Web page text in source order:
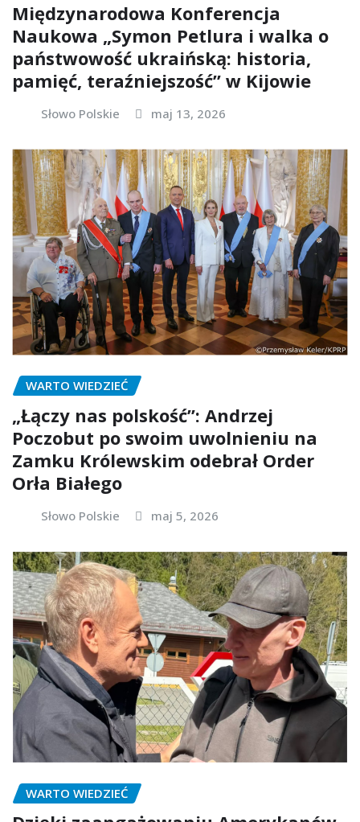
Międzynarodowa Konferencja
Naukowa „Symon Petlura i walka o
państwowość ukraińską: historia,
pamięć, teraźniejszość” w Kijowie
Słowo Polskie maj 13, 2026
WARTO WIEDZIEĆ
„Łączy nas polskość”: Andrzej
Poczobut po swoim uwolnieniu na
Zamku Królewskim odebrał Order
Orła Białego
Słowo Polskie maj 5, 2026
WARTO WIEDZIEĆ